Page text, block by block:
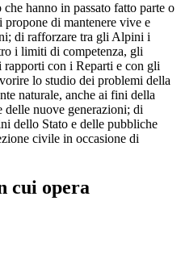
hanno in passato fatto parte o
propone di mantenere vive e
di rafforzare tra gli Alpini i
i limiti di competenza, gli
rapporti con i Reparti e con gli
lo studio dei problemi della
naturale, anche ai fini della
delle nuove generazioni; di
dello Stato e delle pubbliche
civile in occasione di
cui opera